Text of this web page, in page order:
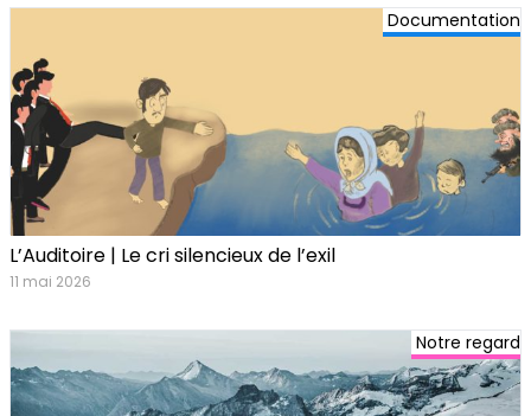
Documentation
L’Auditoire | Le cri silencieux de l’exil
11 mai 2026
Notre regard